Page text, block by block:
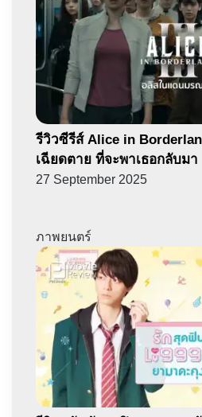
รีวิวซีรีส์ Alice in
เฉียดตาย ที่จะพาเธอกลับมา
27 September 2025
ภาพยนตร์